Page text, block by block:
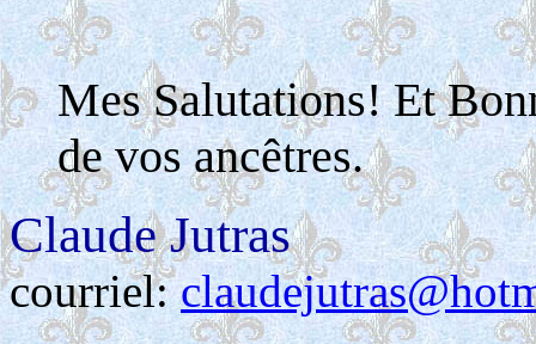
Mes Salutations! Et
de vos ancêtres.
Claude Jutras
courriel: